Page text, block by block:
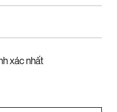
xác nhất